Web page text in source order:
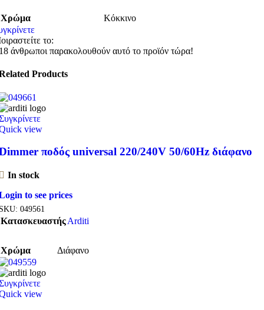
Χρώμα
Κόκκινο
το:
άνθρωποι παρακολουθούν αυτό το προϊόν τώρα!
Products
view
ποδός universal 220/240V 50/60Hz διάφανο
In stock
to see prices
049561
ΚατασκευαστήςArditi
Χρώμα Διάφανο
view